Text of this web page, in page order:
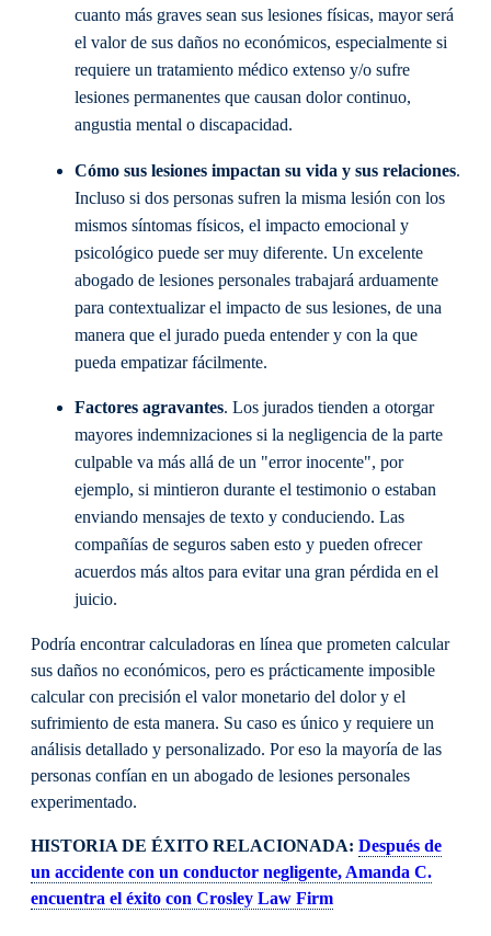
cuanto más graves sean sus lesiones físicas, mayor será
el valor de sus daños no económicos, especialmente si
requiere un tratamiento médico extenso y/o sufre
lesiones permanentes que causan dolor continuo,
angustia mental o discapacidad.
Cómo sus lesiones impactan su vida y sus relaciones.
Incluso si dos personas sufren la misma lesión con los
mismos síntomas físicos, el impacto emocional y
psicológico puede ser muy diferente. Un excelente
abogado de lesiones personales trabajará arduamente
para contextualizar el impacto de sus lesiones, de una
manera que el jurado pueda entender y con la que
pueda empatizar fácilmente.
Factores agravantes. Los jurados tienden a otorgar
mayores indemnizaciones si la negligencia de la parte
culpable va más allá de un "error inocente", por
ejemplo, si mintieron durante el testimonio o estaban
enviando mensajes de texto y conduciendo. Las
compañías de seguros saben esto y pueden ofrecer
acuerdos más altos para evitar una gran pérdida en el
juicio.
Podría encontrar calculadoras en línea que prometen calcular
sus daños no económicos, pero es prácticamente imposible
calcular con precisión el valor monetario del dolor y el
sufrimiento de esta manera. Su caso es único y requiere un
análisis detallado y personalizado. Por eso la mayoría de las
personas confían en un abogado de lesiones personales
experimentado.
HISTORIA DE ÉXITO RELACIONADA: Después de
un accidente con un conductor negligente, Amanda C.
encuentra el éxito con Crosley Law Firm